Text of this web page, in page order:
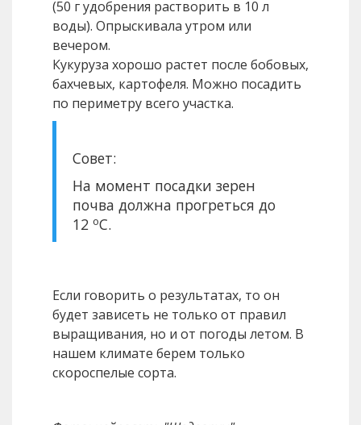
(50 г удобрения растворить в 10 л
воды). Опрыскивала утром или
вечером.
Кукуруза хорошо растет после бобовых,
бахчевых, картофеля. Можно посадить
по периметру всего участка.
Совет:
На момент посадки зерен
почва должна прогреться до
12 оС.
Если говорить о результатах, то он
будет зависеть не только от правил
выращивания, но и от погоды летом. В
нашем климате берем только
скороспелые сорта.